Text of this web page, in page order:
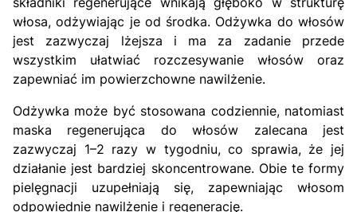
włosa, odżywiając je od środka. Odżywka do włosów
jest zazwyczaj lżejsza i ma za zadanie przede
wszystkim ułatwiać rozczesywanie włosów oraz
zapewniać im powierzchowne nawilżenie.
Odżywka może być stosowana codziennie, natomiast
maska regenerująca do włosów zalecana jest
zazwyczaj 1–2 razy w tygodniu, co sprawia, że jej
działanie jest bardziej skoncentrowane. Obie te formy
pielęgnacji uzupełniają się, zapewniając włosom
odpowiednie nawilżenie i regenerację.